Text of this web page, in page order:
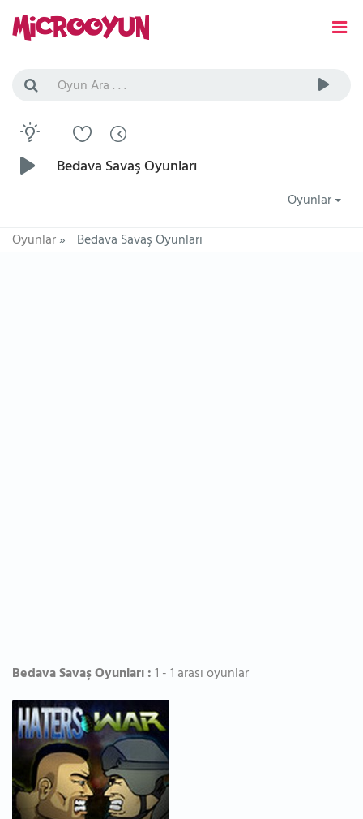
Bedava Savaş Oyunları
Oyunlar
Oyunlar» Bedava Savaş Oyunları
Bedava Savaş Oyunları :1 - 1 arası oyunlar